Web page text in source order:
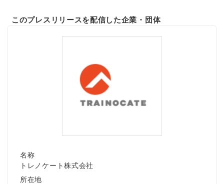
このプレスリリースを配信した企業・団体
名称
トレノケート株式会社
所在地